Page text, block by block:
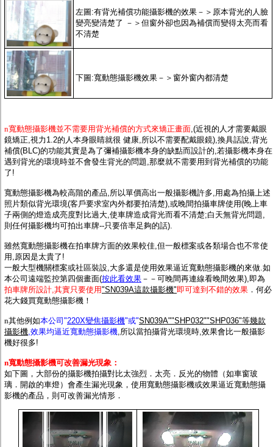
左圖:有背光補償功能攝影機的效果－＞原本背光的人臉
變亮變清楚了 －＞但窗外卻也因為補償而變得太亮而看
不清楚
下圖:寬動態攝影機效果－＞窗外窗內都清楚
n寬動態攝影機並不需要用背光補償的方式來矯正畫面 ,(近視的人才需要戴眼
鏡矯正,視力1.2的人本身眼睛就很 健康,所以不需要配戴眼鏡),換具話說,背光
補償(BLC)的功能其實是為了彌補攝影機本身的缺點而設計的,若攝影機本身在
遇到背光的環境時並不會發生背光的問題,那麼就不需要用到背光補償的功能
了!
寬動態攝影機為較高階的產品,所以單價高出一般攝影機許多,用處為拍攝上述
照片類似背光環境(客戶要求室內外都要拍清楚),或晚間拍攝車牌使用(晚上車
子兩側的燈造成亮度對比過大,使車牌造成背光而看不清楚;白天無背光問題,
則任何攝影機均可拍出車牌--只要倍率足夠的話).
雖然寬動態攝影機在拍車牌方面的效果較佳,但一般標案或各類場合也不常使
用,原因是太貴了!
一般大型機關標案或社區裝設,大多還是使用效果逼近寬動態攝影機的來做.如
本公司遠端監控第四個畫面(按此看效果 －－可晚間再連線看晚間效果),即為
拍車牌所設計,其實只要使用"SN039A這款攝影機"即可達到不錯的效果 ．何必
花大錢買寬動態攝影機！
n其他例如本公司"220X變焦攝影機"或"SN039A""SHP032""SHP036"等幾款
攝影機 ,效果均逼近寬動態攝影機 ,所以當拍攝背光環境時,效果會比一般攝影
機好很多!
n寬動態攝影機可改善漏光現象：
如下圖，大部份的攝影機拍攝對比太強烈．太亮．反光的物體（如車窗玻
璃．開啟的車燈）會產生漏光現象，使用寬動態攝影機或效果逼近寬動態攝
影機的產品，則可改善漏光情形．